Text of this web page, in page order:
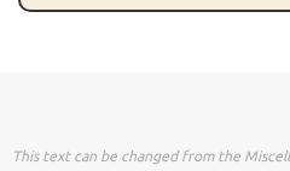
This text can be changed from the